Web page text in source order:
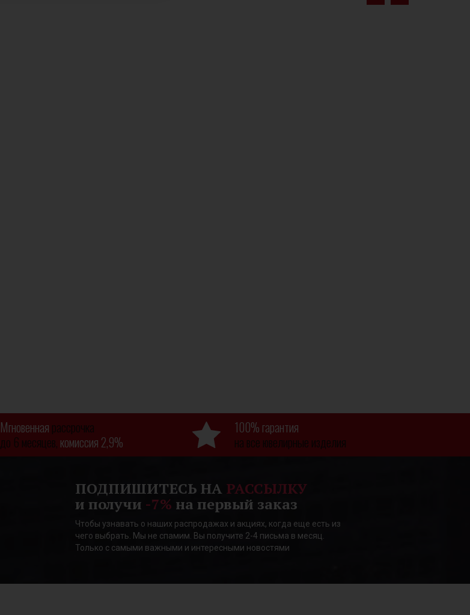
Мгновенная рассрочка
до 6 месяцев, комиссия 2,9%
100% гарантия
на все ювелирные изделия
ПОДПИШИТЕСЬ НА РАССЫЛКУ
и получи -7% на первый заказ
Чтобы узнавать о наших распродажах и акциях, когда еще есть из
чего выбрать. Мы не спамим. Вы получите 2-4 письма в месяц.
Только с самыми важными и интересными новостями